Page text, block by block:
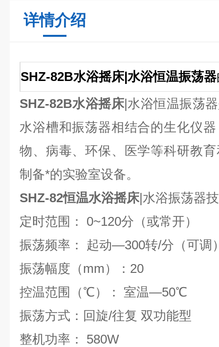
详情介绍
SHZ-82B水浴摇床|水浴恒温振荡器
SHZ-82B水浴摇床|水浴恒温振荡
水浴槽和振荡器相结合的生化仪
物、病毒、环保、医学等科研教
制备*的实验室设备。
SHZ-82恒温水浴摇床|水浴振荡器
定时范围： 0~120分（或常开）
振荡频率： 起动—300转/分（可调
振荡幅度（mm）：20
控温范围（℃）： 室温—50℃
振荡方式：回旋/往复 双功能型
整机功率： 580W